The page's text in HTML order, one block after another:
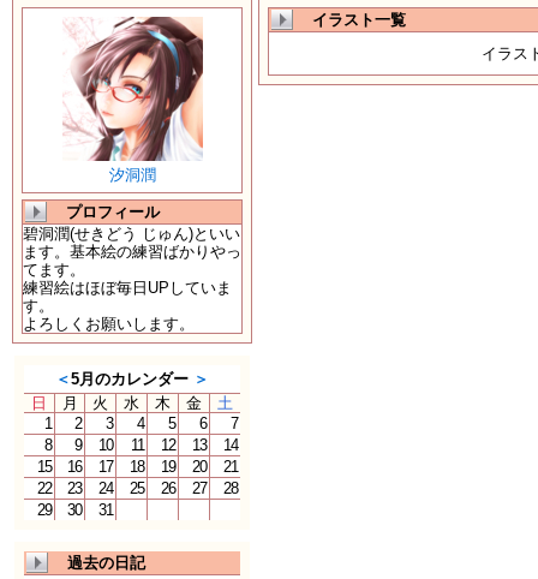
汐洞潤
プロフィール
碧洞潤(せきどう じゅん)といい
ます。基本絵の練習ばかりやっ
てます。
練習絵はほぼ毎日UPしていま
す。
よろしくお願いします。
＜5月のカレンダー ＞
日
月 火 水 木 金
土
1
2 3 4 5 6
7
8
9 10 11 12 13
14
15
16 17 18 19 20
21
22
23 24 25 26 27
28
29
30 31
過去の日記
イラスト一覧
イラス